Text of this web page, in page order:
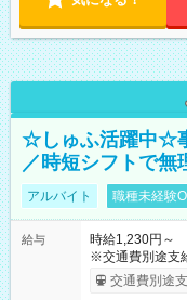
☆しゅふ活躍中☆
／時短シフトで
アルバイト 職種未経験
給与
時給1,230円～
※交通費別途支給（規定内） 【試用
間の長さ：2ヶ
交通費別途